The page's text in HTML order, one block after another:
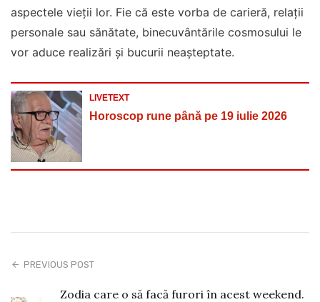
aspectele vieții lor. Fie că este vorba de carieră, relații
personale sau sănătate, binecuvântările cosmosului le
vor aduce realizări și bucurii neașteptate.
LIVETEXT
Horoscop rune până pe 19 iulie 2026
PREVIOUS POST
Zodia care o să facă furori în acest weekend.